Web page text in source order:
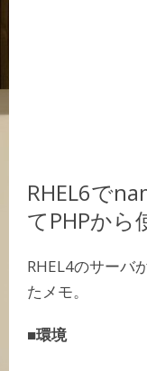
RHEL6で
てPHPから
RHEL4のサーバ
たメモ。
■環境